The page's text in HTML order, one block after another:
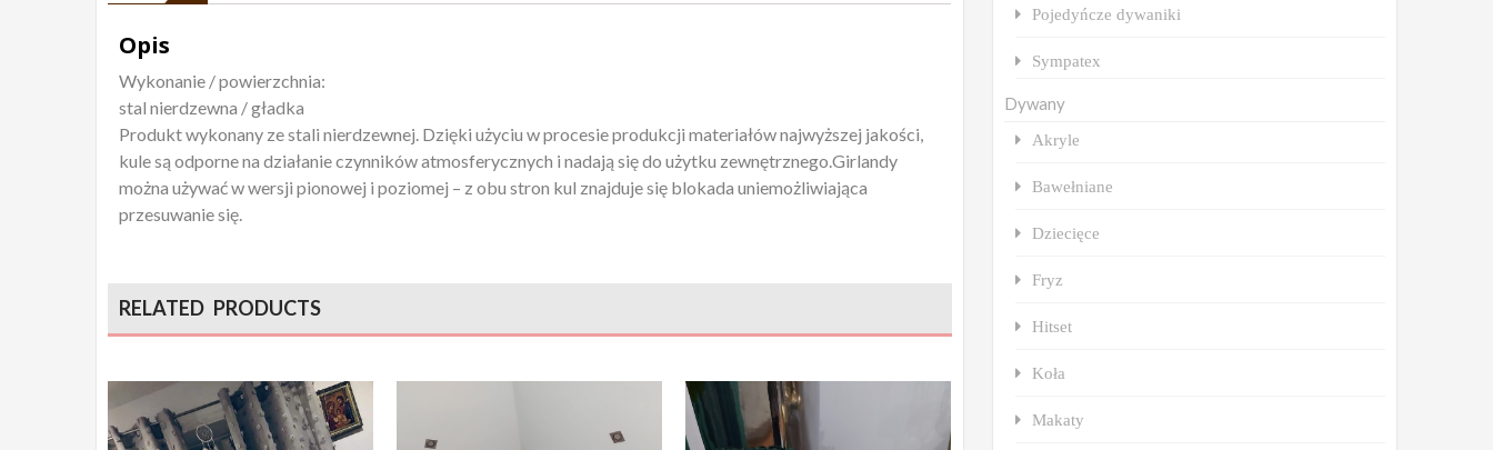
Opis
Wykonanie / powierzchnia:
stal nierdzewna / gładka
Produkt wykonany ze stali nierdzewnej. Dzięki użyciu w procesie produkcji materiałów najwyższej jakości,
kule są odporne na działanie czynników atmosferycznych i nadają się do użytku zewnętrznego.Girlandy
można używać w wersji pionowej i poziomej – z obu stron kul znajduje się blokada uniemożliwiająca
przesuwanie się.
RELATED PRODUCTS
Pojedyńcze dywaniki
Sympatex
Dywany
Akryle
Bawełniane
Dziecięce
Fryz
Hitset
Koła
Makaty